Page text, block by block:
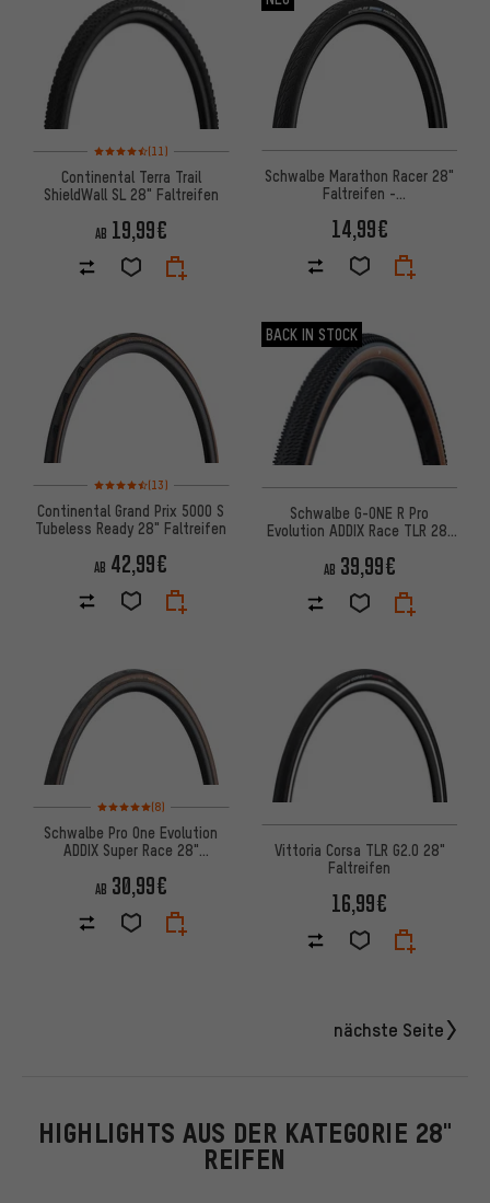
Bewertungen: 4,5 von 5 basierend auf 11 Bewertungen
(11)
Continental Terra Trail
ShieldWall SL 28" Faltreifen
AB 19,99€
Schwalbe Marathon Racer 28"
Faltreifen -
14,99€
Bewertungen: 4,5 von 5 basierend auf 13 Bewertungen
(13)
Continental Grand Prix 5000 S
Tubeless Ready 28" Faltreifen
AB 42,99€
BACK IN STOCK
Schwalbe G-ONE R Pro
Evolution ADDIX Race TLR 28"
AB 39,99€
Bewertungen: 5 von 5 basierend auf 8 Bewertungen
(8)
Schwalbe Pro One Evolution
ADDIX Super Race 28"
AB 30,99€
Vittoria Corsa TLR G2.0 28"
Faltreifen
16,99€
nächste Seite
HIGHLIGHTS AUS DER KATEGORIE 28"
REIFEN